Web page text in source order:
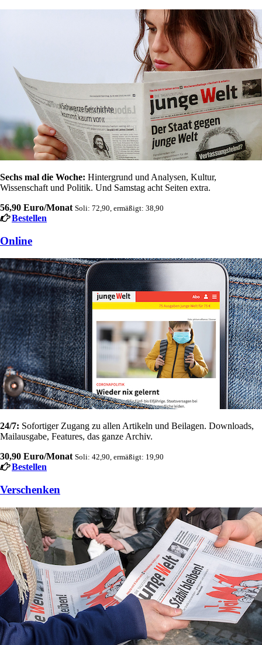
Sechs mal die Woche: Hintergrund und Analysen, Kultur,
Wissenschaft und Politik. Und Samstag acht Seiten extra.
56,90 Euro/Monat Soli: 72,90, ermäßigt: 38,90
Bestellen
Online
24/7: Sofortiger Zugang zu allen Artikeln und Beilagen. Downloads,
Mailausgabe, Features, das ganze Archiv.
30,90 Euro/Monat Soli: 42,90, ermäßigt: 19,90
Bestellen
Verschenken